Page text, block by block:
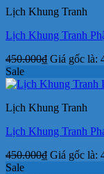
Lịch Khung Tranh
Lịch Khung Tranh
450.000₫ Giá gốc là:
Sale
Lịch Khung Tranh
Lịch Khung Tranh
450.000₫ Giá gốc là:
Sale